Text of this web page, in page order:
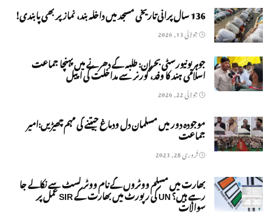
136 سال پرانی تاریخی مسجد میں داخلہ بند، نماز پر بھی پابندی!
جولائی 13, 2026
جوہر یونیورسٹی بحران: طلبہ کے دھرنے میں پہنچا جماعت
اسلامی ہند کا وفد، گورنر سے مداخلت کی اپیل
جولائی 22, 2026
موجودہ دور میں مسلمان دل ودماغ جیتنے کی مہم چھیڑیں:امیر
جماعت
فروری 28, 2023
بھارت میں مسلم ووٹروں کے نام ووٹر لسٹ سے نکالے جا
رہے ہیں؟ UN کی رپورٹ میں بھارت کے SIR عمل پر
سوالات